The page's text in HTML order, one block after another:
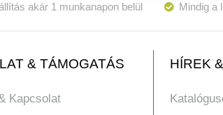
akár 1 munkanapon belül Mindig a
& TÁMOGATÁS
Kapcsolat
HÍREK